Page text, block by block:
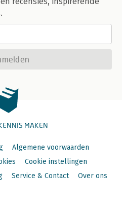
MAKEN
Algemene voorwaarden
Cookie instellingen
Service & Contact Over ons